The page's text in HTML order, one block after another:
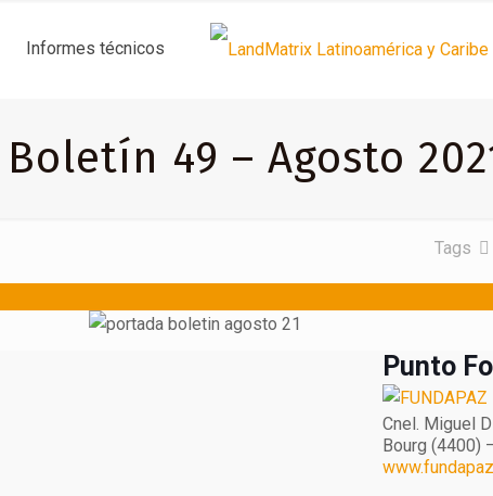
Informes técnicos
Boletín 49 – Agosto
Tags
Punto
Cnel. Miguel
Bourg (4400)